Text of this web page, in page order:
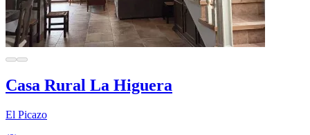
Casa Rural La Higuera
El Picazo